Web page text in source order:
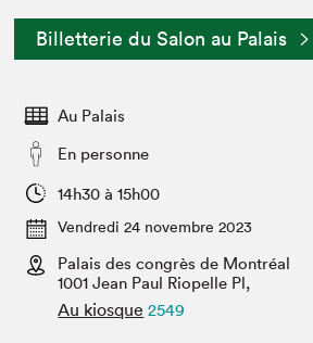
Espace exposant⋅e⋅s
Espace enseignant·e·s
Espace médias
Actualités
SLM PRO
Préparer sa visite
Salon dans la ville et en ligne
Projets partenaires
Billetterie du Salon au Palais
Au Palais
En personne
14h30 à 15h00
Vendredi 24 novembre 2023
Palais des congrès de Montréal
1001 Jean Paul Riopelle Pl,
Au kiosque 2549